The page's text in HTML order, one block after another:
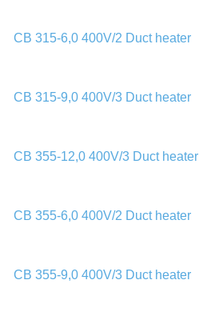
CB 315-6,0 400V/2 Duct heater
CB 315-9,0 400V/3 Duct heater
CB 355-12,0 400V/3 Duct heater
CB 355-6,0 400V/2 Duct heater
CB 355-9,0 400V/3 Duct heater